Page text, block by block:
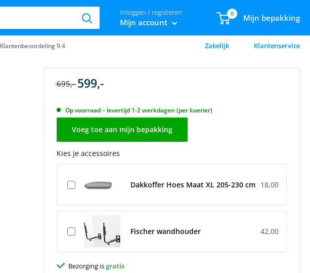
Inloggen / registeren
Mijn account
0 Mijn bepakking
Klantenbeoordeling 9.4 Zakelijk
Klantenservice
695,- 599,-
Op voorraad – levertijd 1-2 werkdagen (per koerier)
Voeg toe aan mijn bepakking
Kies je accessoires
Dakkoffer Hoes Maat XL 205-230 cm 18,00
Fischer wandhouder 42,00
Bezorging isgratis